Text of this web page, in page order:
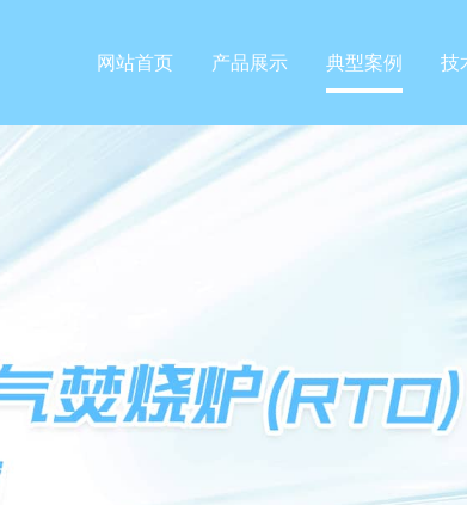
网站首页 产品展示 典型案例 技